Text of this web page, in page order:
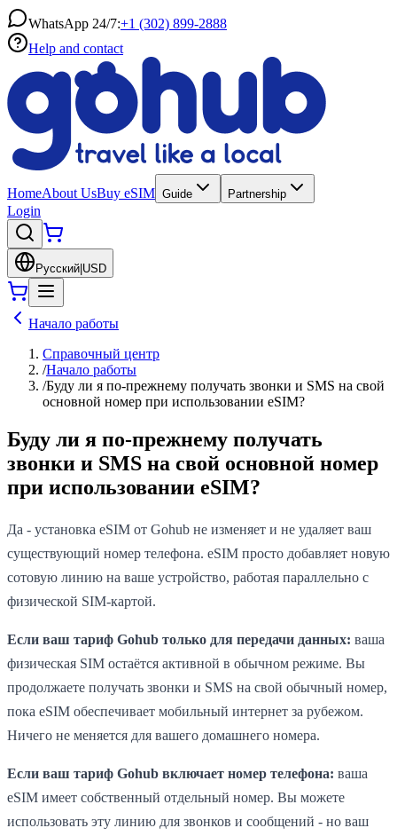
WhatsApp 24/7:+1 (302) 899-2888
Help and contact
HomeAbout UsBuy eSIM Guide Partnership
Login
Русский USD
Начало работы
Справочный центр
/Начало работы
/Буду ли я по-прежнему получать звонки и SMS на свой
основной номер при использовании eSIM?
Буду ли я по-прежнему получать
звонки и SMS на свой основной номер
при использовании eSIM?
Да - установка eSIM от Gohub не изменяет и не удаляет ваш
существующий номер телефона. eSIM просто добавляет новую
сотовую линию на ваше устройство, работая параллельно с
физической SIM-картой.
Если ваш тариф Gohub только для передачи данных: ваша
физическая SIM остаётся активной в обычном режиме. Вы
продолжаете получать звонки и SMS на свой обычный номер,
пока eSIM обеспечивает мобильный интернет за рубежом.
Ничего не меняется для вашего домашнего номера.
Если ваш тариф Gohub включает номер телефона: ваша
eSIM имеет собственный отдельный номер. Вы можете
использовать эту линию для звонков и сообщений - но ваш